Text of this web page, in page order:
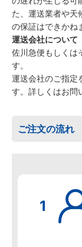
た、運送業者や天
の保証はできかね
運送会社について
佐川急便もしくは
す。
運送会社のご指定
す。詳しくはお問
ご注文の流れ